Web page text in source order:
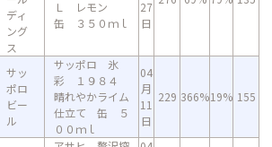
ディ
ング
ス
Ｌ レモン
缶 ３５０ｍｌ
27
日
サッ
ポロ
ビー
ル
サッポロ 氷
彩 １９８４
晴れやかライム
仕立て 缶 ５
００ｍｌ
04
月
11
日
229 366%19% 155